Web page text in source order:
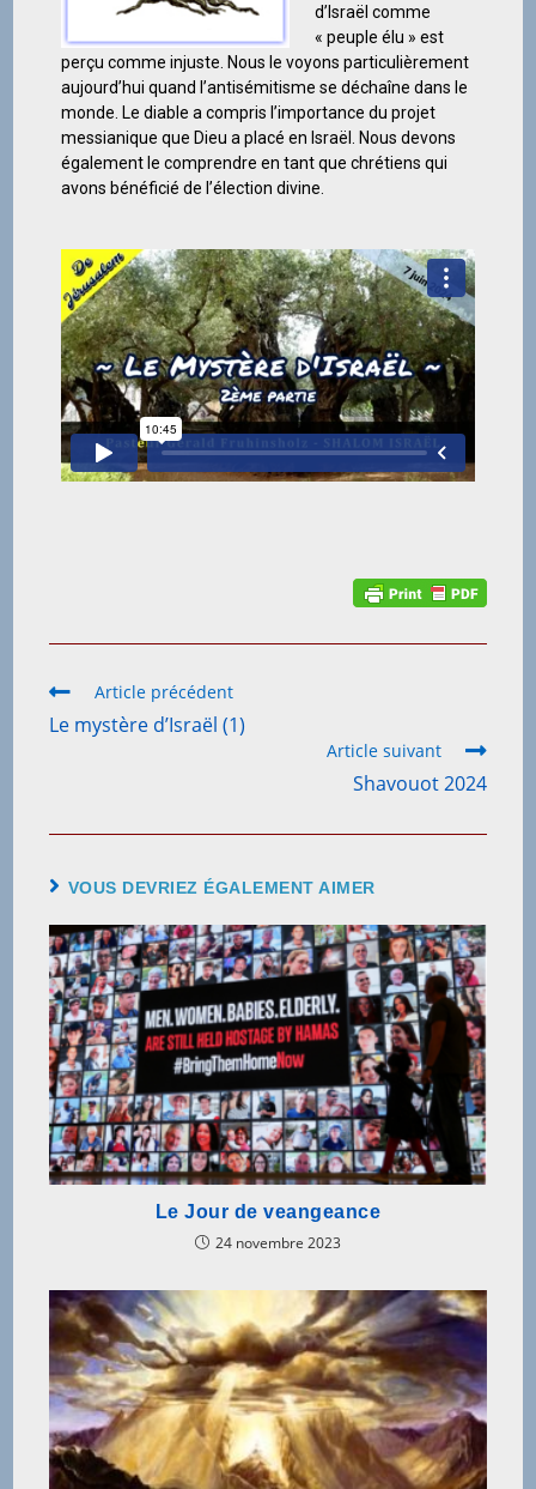
d’Israël comme
« peuple élu » est
perçu comme injuste. Nous le voyons particulièrement
aujourd’hui quand l’antisémitisme se déchaîne dans le
monde. Le diable a compris l’importance du projet
messianique que Dieu a placé en Israël. Nous devons
également le comprendre en tant que chrétiens qui
avons bénéficié de l’élection divine.
Article précédent
Le mystère d’Israël (1)
Article suivant
Shavouot 2024
VOUS DEVRIEZ ÉGALEMENT AIMER
Le Jour de veangeance
24 novembre 2023